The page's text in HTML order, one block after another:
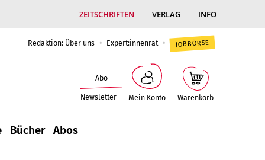
ZEITSCHRIFTEN VERLAG INFO
Redaktion: Über uns Expert:innenrat JOBBÖRSE
Abo
Newsletter Mein Konto Warenkorb
Bücher Abos